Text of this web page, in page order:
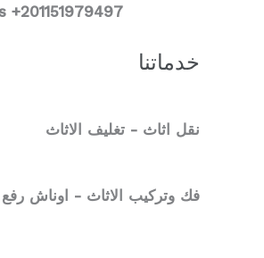
+201151979497
خدماتنا
نقل اثاث - تغليف الاثاث
فك وتركيب الاثاث - اوناش رفع